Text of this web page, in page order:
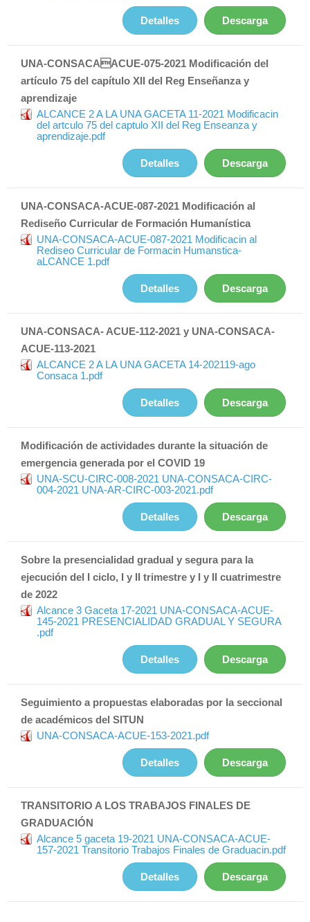
Descarga
Detalles
UNA-CONSACAACUE-075-2021 Modificación del
artículo 75 del capítulo XII del Reg Enseñanza y
aprendizaje
ALCANCE 2 A LA UNA GACETA 11-2021 Modificacin
del artculo 75 del captulo XII del Reg Enseanza y
aprendizaje.pdf
Descarga
Detalles
UNA-CONSACA-ACUE-087-2021 Modificación al
Rediseño Curricular de Formación Humanística
UNA-CONSACA-ACUE-087-2021 Modificacin al
Rediseo Curricular de Formacin Humanstica-
aLCANCE 1.pdf
Descarga
Detalles
UNA-CONSACA- ACUE-112-2021 y UNA-CONSACA-
ACUE-113-2021
ALCANCE 2 A LA UNA GACETA 14-202119-ago
Consaca 1.pdf
Descarga
Detalles
Modificación de actividades durante la situación de
emergencia generada por el COVID 19
UNA-SCU-CIRC-008-2021 UNA-CONSACA-CIRC-
004-2021 UNA-AR-CIRC-003-2021.pdf
Descarga
Detalles
Sobre la presencialidad gradual y segura para la
ejecución del I ciclo, I y II trimestre y I y II cuatrimestre
de 2022
Alcance 3 Gaceta 17-2021 UNA-CONSACA-ACUE-
145-2021 PRESENCIALIDAD GRADUAL Y SEGURA
.pdf
Descarga
Detalles
Seguimiento a propuestas elaboradas por la seccional
de académicos del SITUN
UNA-CONSACA-ACUE-153-2021.pdf
Descarga
Detalles
TRANSITORIO A LOS TRABAJOS FINALES DE
GRADUACIÓN
Alcance 5 gaceta 19-2021 UNA-CONSACA-ACUE-
157-2021 Transitorio Trabajos Finales de Graduacin.pdf
Descarga
Detalles